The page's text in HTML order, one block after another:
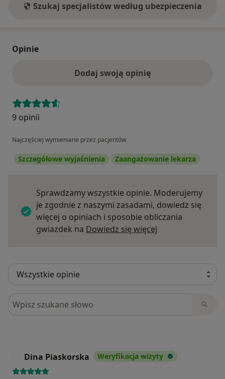
Szukaj specjalistów według ubezpieczenia
Opinie
Dodaj swoją opinię
9 opinii
Najczęściej wymieniane przez pacjentów
Szczegółowe wyjaśnienia Zaangażowanie lekarza
Sprawdzamy wszystkie opinie. Moderujemy
je zgodnie z naszymi zasadami, dowiedz się
więcej o opiniach i sposobie obliczania
gwiazdek na Dowiedz się więcej
Szukaj w opiniach
Dina Piaskorska Weryfikacja wizyty